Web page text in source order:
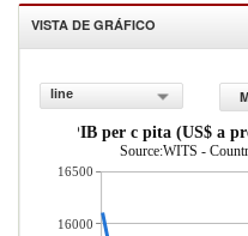
VISTA DE GRÁFICO
line
PIB per c pita (US$ a
Source:WITS -
16500
16000